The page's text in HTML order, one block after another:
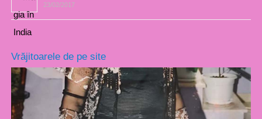
23/02/2017
Vrăjitoarele de pe site